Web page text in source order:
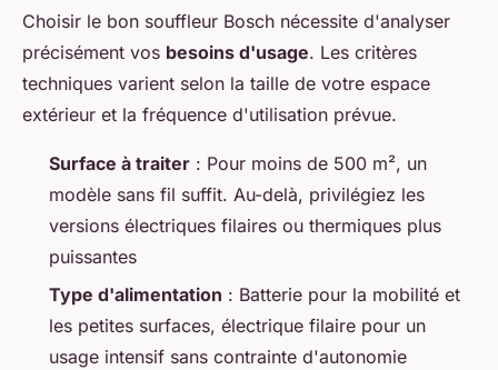
Choisir le bon souffleur Bosch nécessite d'analyser
précisément vos besoins d'usage. Les critères
techniques varient selon la taille de votre espace
extérieur et la fréquence d'utilisation prévue.
Surface à traiter : Pour moins de 500 m², un
modèle sans fil suffit. Au-delà, privilégiez les
versions électriques filaires ou thermiques plus
puissantes
Type d'alimentation : Batterie pour la mobilité et
les petites surfaces, électrique filaire pour un
usage intensif sans contrainte d'autonomie